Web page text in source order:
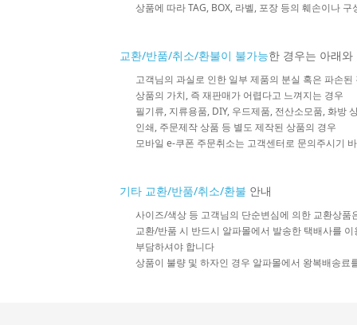
상품에 따라 TAG, BOX, 라벨, 포장 등의 훼손이나
교환/반품/취소/환불이 불가능한 경우는 아래와
고객님의 과실로 인한 일부 제품의 분실 혹은 파손된
상품의 가치, 즉 재판매가 어렵다고 느껴지는 경우
필기류, 지류용품, DIY, 우드제품, 전산소모품, 화방
인쇄, 주문제작 상품 등 별도 제작된 상품의 경우
모바일 e-쿠폰 주문취소는 고객센터로 문의주시기
기타 교환/반품/취소/환불 안내
사이즈/색상 등 고객님의 단순변심에 의한 교환상
교환/반품 시 반드시 알파몰에서 발송한 택배사를
부담하셔야 합니다
상품이 불량 및 하자인 경우 알파몰에서 왕복배송료